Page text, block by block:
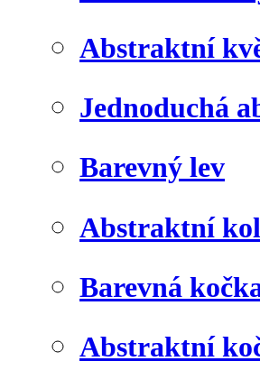
Abstraktní
Jednoduchá
Barevný lev
Abstraktní
Barevná
Abstraktní